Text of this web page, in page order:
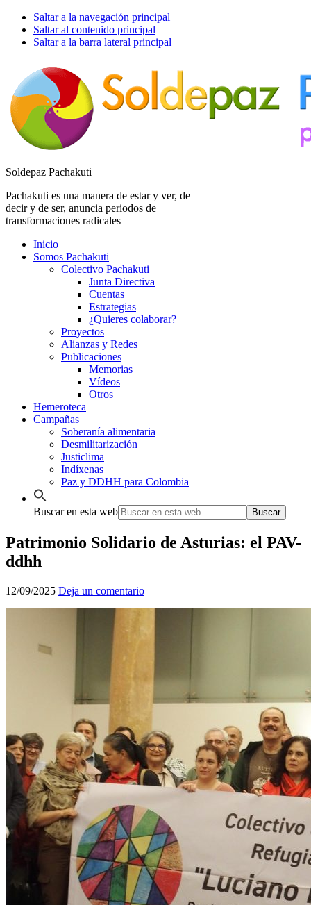
Saltar a la navegación principal
Saltar al contenido principal
Saltar a la barra lateral principal
Soldepaz Pachakuti
Pachakuti es una manera de estar y ver, de
decir y de ser, anuncia periodos de
transformaciones radicales
Inicio
Somos Pachakuti
Colectivo Pachakuti
Junta Directiva
Cuentas
Estrategias
¿Quieres colaborar?
Proyectos
Alianzas y Redes
Publicaciones
Memorias
Vídeos
Otros
Hemeroteca
Campañas
Soberanía alimentaria
Desmilitarización
Justiclima
Indíxenas
Paz y DDHH para Colombia
Buscar en esta web
Patrimonio Solidario de Asturias: el PAV-
ddhh
12/09/2025 Deja un comentario